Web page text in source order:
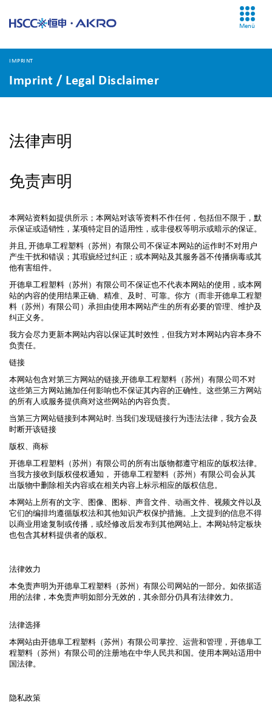
Menü
IMPRINT
Imprint / Legal Disclaimer
法律声明
免责声明
本网站资料如提供所示；本网站对该等资料不作任何，包括但不限于，默
示保证或适销性，某项特定目的适用性，或非侵权等明示或暗示的保证。
并且, 开德阜工程塑料（苏州）有限公司不保证本网站的运作时不对用户
产生干扰和错误；其瑕疵经过纠正；或本网站及其服务器不传播病毒或其
他有害组件。
开德阜工程塑料（苏州）有限公司不保证也不代表本网站的使用，或本网
站的内容的使用结果正确、精准、及时、可靠。你方（而非开德阜工程塑
料（苏州）有限公司）承担由使用本网站产生的所有必要的管理、维护及
纠正义务。
我方会尽力更新本网站内容以保证其时效性，但我方对本网站内容本身不
负责任。
链接
本网站包含对第三方网站的链接,开德阜工程塑料（苏州）有限公司不对
这些第三方网站施加任何影响也不保证其内容的正确性。这些第三方网站
的所有人或服务提供商对这些网站的内容负责。
当第三方网站链接到本网站时. 当我们发现链接行为违法法律，我方会及
时断开该链接
版权、商标
开德阜工程塑料（苏州）有限公司的所有出版物都遵守相应的版权法律。
当我方接收到版权侵权通知， 开德阜工程塑料（苏州）有限公司会从其
出版物中删除相关内容或在相关内容上标示相应的版权信息。
本网站上所有的文字、图像、图标、声音文件、动画文件、视频文件以及
它们的编排均遵循版权法和其他知识产权保护措施。上文提到的信息不得
以商业用途复制或传播，或经修改后发布到其他网站上。本网站特定板块
也包含其材料提供者的版权。
法律效力
本免责声明为开德阜工程塑料（苏州）有限公司网站的一部分。如依据适
用的法律，本免责声明如部分无效的，其余部分仍具有法律效力。
法律选择
本网站由开德阜工程塑料（苏州）有限公司掌控、运营和管理，开德阜工
程塑料（苏州）有限公司的注册地在中华人民共和国。使用本网站适用中
国法律。
隐私政策